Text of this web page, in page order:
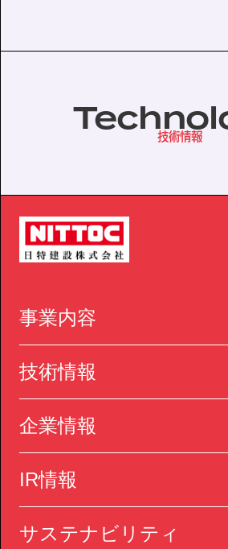
技術情報
事業内容
技術情報
企業情報
IR情報
サステナビリティ